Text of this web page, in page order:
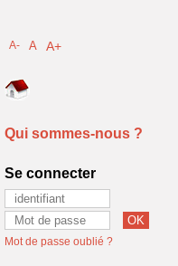
A- A A+
Qui sommes-nous ?
Se connecter
Mot de passe oublié ?